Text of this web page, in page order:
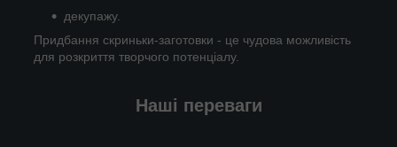
декупажу.
Придбання скриньки-заготовки - це чудова можливість
для розкриття творчого потенціалу.
Наші переваги